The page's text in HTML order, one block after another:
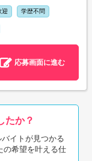
迎 学歴不問
応募画面に進む
たか？
イトが見つかる
の希望を叶える仕